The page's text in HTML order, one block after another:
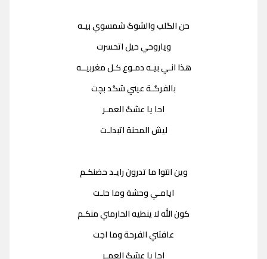
حن الگلب والشوگ شمسوي بيـه
وياروحي حيل اتحسرت
هذا انـي بيـه دمـوع كـل مغربيــه
بالفرگـة عيني شگد بچت
احا يا عشگ العمـر
ليش المحنة اتبدلـت
وين انتوا ما تدرون رايـد حضنكـم
ايامـي وحشة وما حلـت
كون الله لا ينطيه الحارمني منكـم
عافتني الفرحة وما اجت
احا يا عشگ العمـر